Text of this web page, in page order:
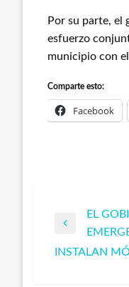
Por su parte, el
esfuerzo
municipio con
Comparte esto:
Facebook
de
Entrada
anterior
EL
Entrada
INSTALAN